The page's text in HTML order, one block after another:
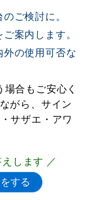
ご検討に。
案内します。
の使用可否な
合もご安心く
がら、サイン
サザエ・アワ
します ／